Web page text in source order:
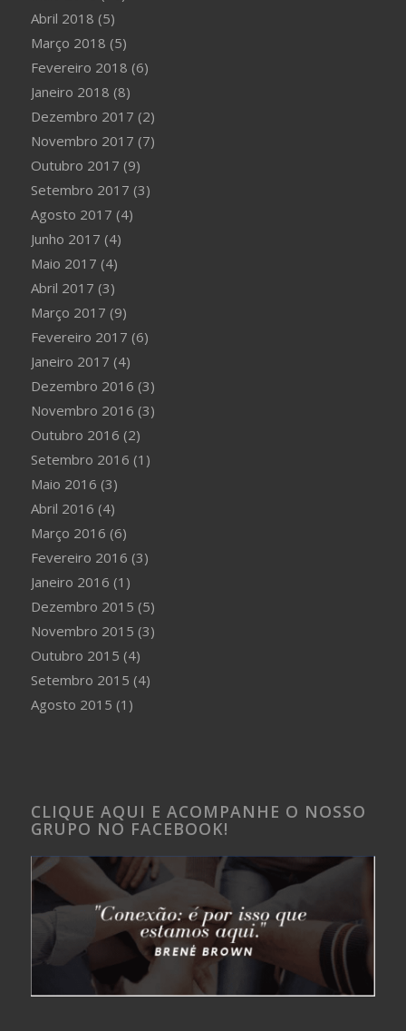
Abril 2018 (5)
Março 2018 (5)
Fevereiro 2018 (6)
Janeiro 2018 (8)
Dezembro 2017 (2)
Novembro 2017 (7)
Outubro 2017 (9)
Setembro 2017 (3)
Agosto 2017 (4)
Junho 2017 (4)
Maio 2017 (4)
Abril 2017 (3)
Março 2017 (9)
Fevereiro 2017 (6)
Janeiro 2017 (4)
Dezembro 2016 (3)
Novembro 2016 (3)
Outubro 2016 (2)
Setembro 2016 (1)
Maio 2016 (3)
Abril 2016 (4)
Março 2016 (6)
Fevereiro 2016 (3)
Janeiro 2016 (1)
Dezembro 2015 (5)
Novembro 2015 (3)
Outubro 2015 (4)
Setembro 2015 (4)
Agosto 2015 (1)
CLIQUE AQUI E ACOMPANHE O NOSSO
GRUPO NO FACEBOOK!